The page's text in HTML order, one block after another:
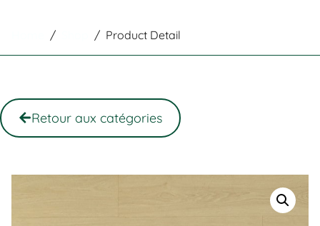
/ / Product Detail
Retour aux catégories